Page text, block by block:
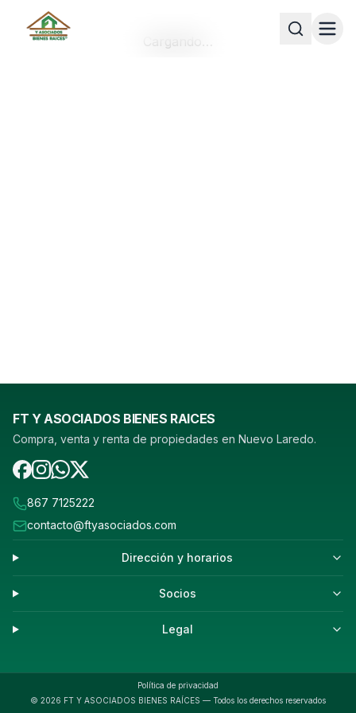
FT Y ASOCIADOS BIENES RAICES
Compra, venta y renta de propiedades en Nuevo Laredo.
867 7125222
contacto@ftyasociados.com
Dirección y horarios
Socios
Legal
Política de privacidad
© 2026 FT Y ASOCIADOS BIENES RAÍCES — Todos los derechos reservados